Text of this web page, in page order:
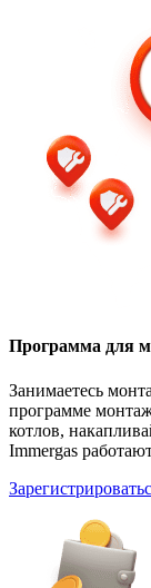
Программа для
Занимаетесь
программе
котлов,
Immergas